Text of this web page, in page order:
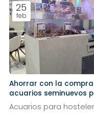
25
feb
Ahorrar con la
acuarios seminuevos
tu restaurante
Acuarios para